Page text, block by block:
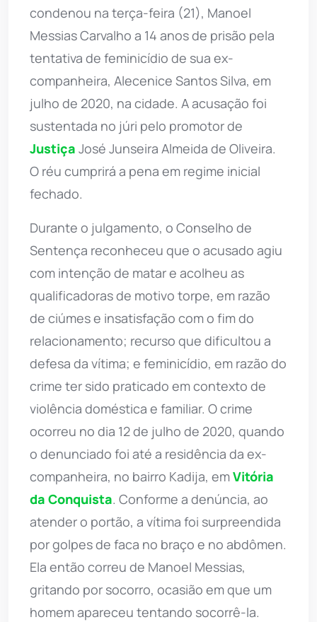
condenou na terça-feira (21), Manoel
Messias Carvalho a 14 anos de prisão pela
tentativa de feminicídio de sua ex-
companheira, Alecenice Santos Silva, em
julho de 2020, na cidade. A acusação foi
sustentada no júri pelo promotor de
Justiça José Junseira Almeida de Oliveira.
O réu cumprirá a pena em regime inicial
fechado.
Durante o julgamento, o Conselho de
Sentença reconheceu que o acusado agiu
com intenção de matar e acolheu as
qualificadoras de motivo torpe, em razão
de ciúmes e insatisfação com o fim do
relacionamento; recurso que dificultou a
defesa da vítima; e feminicídio, em razão do
crime ter sido praticado em contexto de
violência doméstica e familiar. O crime
ocorreu no dia 12 de julho de 2020, quando
o denunciado foi até a residência da ex-
companheira, no bairro Kadija, emVitória
da Conquista. Conforme a denúncia, ao
atender o portão, a vítima foi surpreendida
por golpes de faca no braço e no abdômen.
Ela então correu de Manoel Messias,
gritando por socorro, ocasião em que um
homem apareceu tentando socorrê-la.